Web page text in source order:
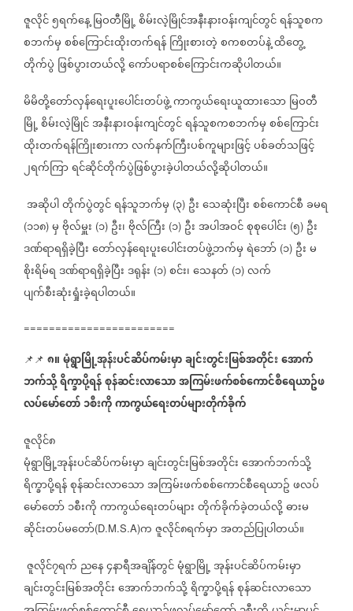
ဇူလိုင်၅ရက်နေ့မြဝတီမြို့စိမ်းလဲ့မြိုင်အနီးနားဝန်းကျင်တွင်ရန်သူစက
စဘက်မှစစ်ကြောင်းထိုးတက်ရန်ကြိုးစားတဲ့စကစတပ်နဲ့ထိတွေ့
တိုက်ပွဲ ဖြစ်ပွားတယ်လို့ကော်ပရာစစ်ကြောင်းကဆိုပါတယ်။
မိမိတို့တော်လှန်ရေးပူးပေါင်းတပ်ဖွဲ့ကာကွယ်ရေးယူထားသောမြဝတီ
မြို့စိမ်းလဲ့မြိုင်အနီးနားဝန်းကျင်တွင်ရန်သူစကစဘက်မှစစ်ကြောင်း
ထိုးတက်ရန်ကြိုးစားကာလက်နက်ကြီးပစ်ကူများဖြင့်ပစ်ခတ်သဖြင့်
၂ရက်ကြာရင်ဆိုင်တိုက်ပွဲဖြစ်ပွားခဲ့ပါတယ်လို့ဆိုပါတယ်။
အဆိုပါတိုက်ပွဲတွင်ရန်သူဘက်မှ (၃) ဦးသေဆုံးပြီးစစ်ကောင်စီခမရ
(၁၁၈) မှဗိုလ်မှူး (၁) ဦး၊ဗိုလ်ကြီး (၁) ဦးအပါအဝင်စုစုပေါင်း (၅) ဦး
ဒဏ်ရာရရှိခဲ့ပြီးတော်လှန်ရေးပူးပေါင်းတပ်ဖွဲ့ဘက်မှရဲဘော် (၁) ဦးမ
စိုးရိမ်ရဒဏ်ရာရရှိခဲ့ပြီးဒရုန်း (၁) စင်း၊သေနတ် (၁) လက်
ပျက်စီးဆုံးရှုံးခဲ့ရပါတယ်။
========================
📌📌 ၈။မုံရွာမြို့အုန်းပင်ဆိပ်ကမ်းမှာချင်းတွင်းမြစ်အတိုင်းအောက်
ဘက်သို့ရိက္ခာပို့ရန်စုန်ဆင်းလာသောအကြမ်းဖက်စစ်ကောင်စီရေယာဥ်ဖ
လပ်မော်တော်၁စီးကိုကာကွယ်ရေးတပ်များတိုက်ခိုက်
ဇူလိုင်၈
မုံရွာမြို့အုန်းပင်ဆိပ်ကမ်းမှာချင်းတွင်းမြစ်အတိုင်းအောက်ဘက်သို့
ရိက္ခာပို့ရန်စုန်ဆင်းလာသောအကြမ်းဖက်စစ်ကောင်စီရေယာဥ်ဖလပ်
မော်တော်၁စီးကိုကာကွယ်ရေးတပ်များတိုက်ခိုက်ခဲ့တယ်လို့ဓားမ
ဆိုင်းတပ်မတော်(D.M.S.A)ကဇူလိုင်၈ရက်မှာအတည်ပြုပါတယ်။
ဇူလိုင်၇ရက် ညနေ၄နာရီအချိန်တွင်မုံရွာမြို့အုန်းပင်ဆိပ်ကမ်းမှာ
ချင်းတွင်းမြစ်အတိုင်းအောက်ဘက်သို့ရိက္ခာပို့ရန်စုန်ဆင်းလာသော